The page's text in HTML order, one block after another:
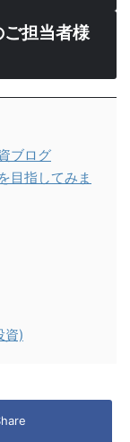
担当者様
ブログ
目指してみま
資)